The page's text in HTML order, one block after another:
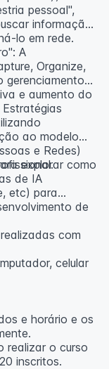
pessoal",
informação,
lo em rede.
A
Organize,
gerenciamento
e aumento do
ao modelo
e Redes)
explorar como
de IA
etc) para
de
com
celular
e horário e os
realizar o curso
inscritos.